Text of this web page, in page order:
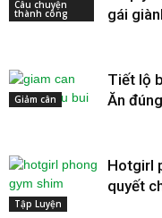
Câu chuyện
thành công
gái
Giảm cân
Tiết lộ
Ăn
Tập Luyện
Hotgirl
quyết